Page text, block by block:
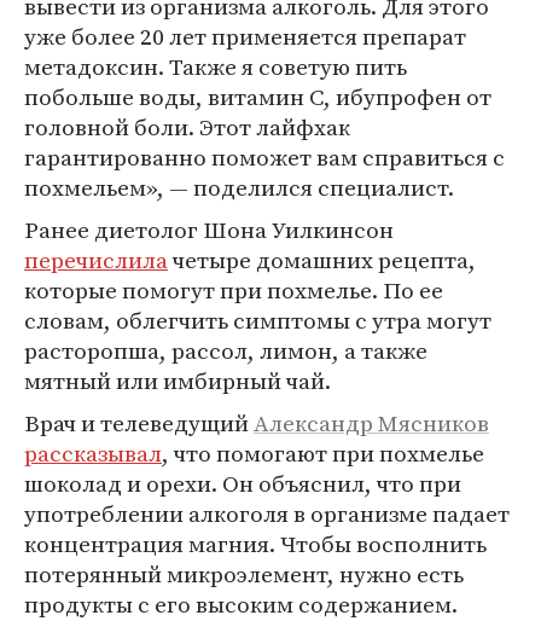
уже более 20 лет применяется препарат
метадоксин. Также я советую пить
побольше воды, витамин С, ибупрофен от
головной боли. Этот лайфхак
гарантированно поможет вам справиться с
похмельем», — поделился специалист.
Ранее диетолог Шона Уилкинсон
перечислилачетыре домашних рецепта,
которые помогут при похмелье. По ее
словам, облегчить симптомы с утра могут
расторопша, рассол, лимон, а также
мятный или имбирный чай.
Врач и телеведущийАлександр Мясников
рассказывал, что помогают при похмелье
шоколад и орехи. Он объяснил, что при
употреблении алкоголя в организме падает
концентрация магния. Чтобы восполнить
потерянный микроэлемент, нужно есть
продукты с его высоким содержанием.